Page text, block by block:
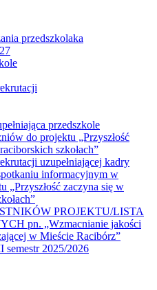
przedszkolaka
przedszkole
do projektu „Przyszłość
szkołach”
uzupełniającej kadry
informacyjnym w
„Przyszłość zaczyna się w
PROJEKTU/LISTA
pn. „Wzmacnianie jakości
w Mieście Racibórz”
semestr 2025/2026